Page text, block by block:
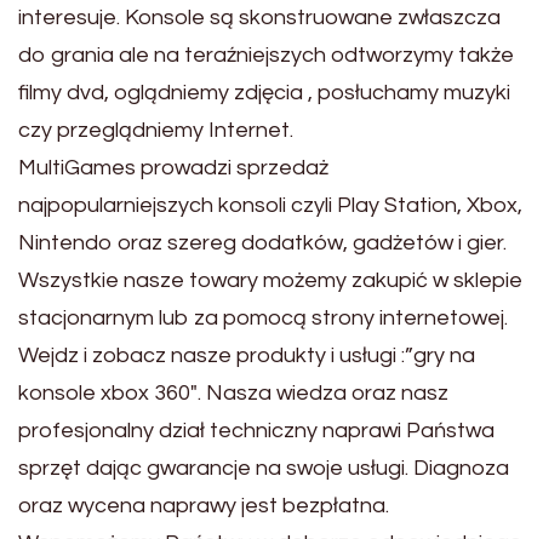
interesuje. Konsole są skonstruowane zwłaszcza
do grania ale na teraźniejszych odtworzymy także
filmy dvd, oglądniemy zdjęcia , posłuchamy muzyki
czy przeglądniemy Internet.
MultiGames prowadzi sprzedaż
najpopularniejszych konsoli czyli Play Station, Xbox,
Nintendo oraz szereg dodatków, gadżetów i gier.
Wszystkie nasze towary możemy zakupić w sklepie
stacjonarnym lub za pomocą strony internetowej.
Wejdz i zobacz nasze produkty i usługi :”gry na
konsole xbox 360″. Nasza wiedza oraz nasz
profesjonalny dział techniczny naprawi Państwa
sprzęt dając gwarancje na swoje usługi. Diagnoza
oraz wycena naprawy jest bezpłatna.